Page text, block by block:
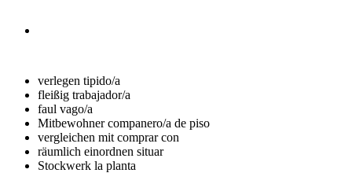
verlegen tipido/a
fleißig trabajador/a
faul vago/a
Mitbewohnercompanero/a de piso
vergleichen mit comprar con
räumlich einordnen situar
Stockwerk la planta